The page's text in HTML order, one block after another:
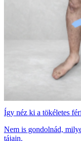
Így néz ki a tökéletes
Nem is gondolnád,
tájain.